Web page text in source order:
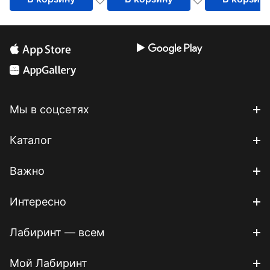
1910-1950
Мы в соцсетях
Каталог
Важно
Интересно
Лабиринт — всем
Мой Лабиринт